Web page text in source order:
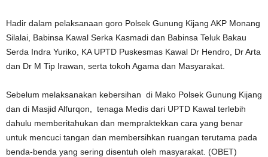
Hadir dalam pelaksanaan goro Polsek Gunung Kijang AKP Monang
Silalai, Babinsa Kawal Serka Kasmadi dan Babinsa Teluk Bakau
Serda Indra Yuriko, KA UPTD Puskesmas Kawal Dr Hendro, Dr Arta
dan Dr M Tip Irawan, serta tokoh Agama dan Masyarakat.
Sebelum melaksanakan kebersihan di Mako Polsek Gunung Kijang
dan di Masjid Alfurqon, tenaga Medis dari UPTD Kawal terlebih
dahulu memberitahukan dan mempraktekkan cara yang benar
untuk mencuci tangan dan membersihkan ruangan terutama pada
benda-benda yang sering disentuh oleh masyarakat. (OBET)